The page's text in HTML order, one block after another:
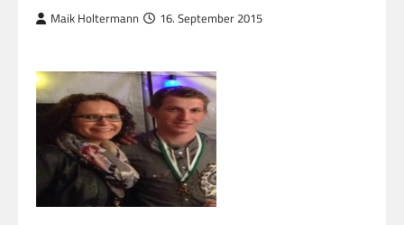
Maik Holtermann 16. September 2015